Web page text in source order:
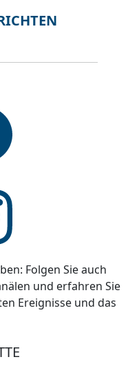
Folgen Sie auch
und erfahren Sie
Ereignisse und das